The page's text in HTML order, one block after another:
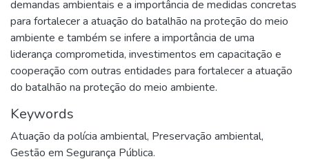
demandas ambientais e a importância de medidas concretas
para fortalecer a atuação do batalhão na proteção do meio
ambiente e também se infere a importância de uma
liderança comprometida, investimentos em capacitação e
cooperação com outras entidades para fortalecer a atuação
do batalhão na proteção do meio ambiente.
Keywords
Atuação da polícia ambiental, Preservação ambiental,
Gestão em Segurança Pública.